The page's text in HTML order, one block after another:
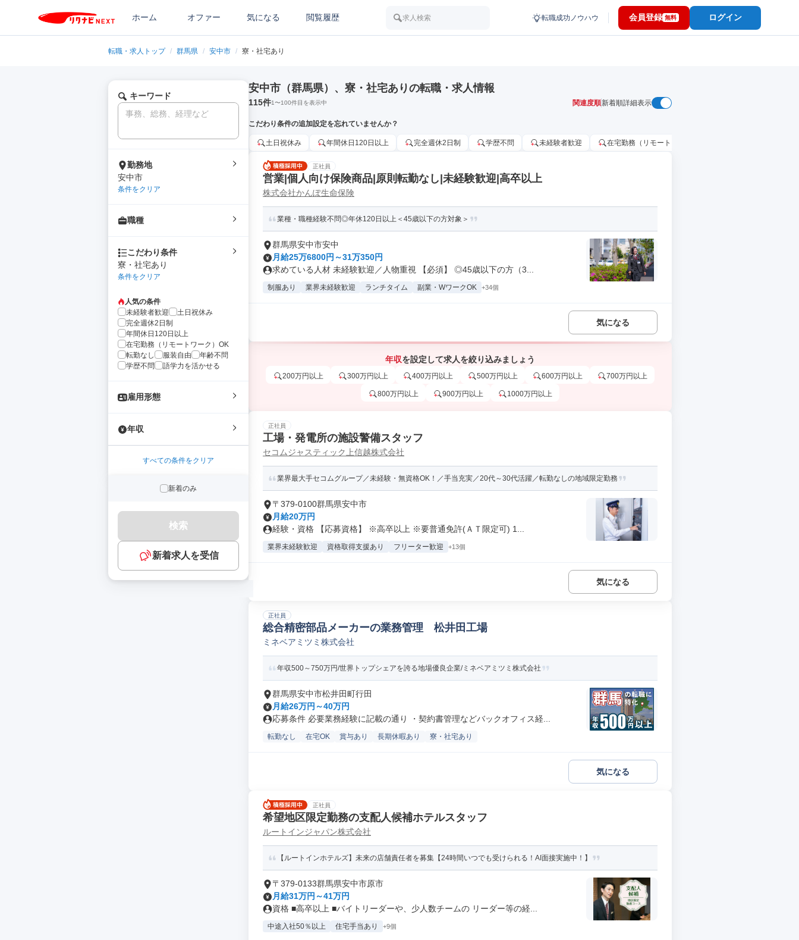
ホーム オファー 気になる 閲覧履歴 求人検索 転職成功ノウハウ 会員登録 無料 ログイン
転職・求人トップ / 群馬県 / 安中市 / 寮・社宅あり
キーワード
勤務地
安中市
条件をクリア
職種
こだわり条件
寮・社宅あり
条件をクリア
人気の条件
未経験者歓迎
土日祝休み
完全週休2日制
年間休日120日以上
在宅勤務（リモートワーク）OK
転勤なし
服装自由
年齢不問
学歴不問
語学力を活かせる
雇用形態
年収
すべての条件をクリア
新着のみ
検索
新着求人を受信
安中市（群馬県）、寮・社宅ありの転職・求人情報
115件1〜100件目を表示中 関連度順新着順詳細表示
こだわり条件の追加設定を忘れていませんか？
土日祝休み 年間休日120日以上 完全週休2日制 学歴不問 未経験者歓迎 在宅勤務（リモートワーク）OK
正社員
営業|個人向け保険商品|原則転勤なし|未経験歓迎|高卒以上
株式会社かんぽ生命保険
業種・職種経験不問◎年休120日以上＜45歳以下の方対象＞
群馬県安中市安中
月給25万6800円～31万350円
求めている人材 未経験歓迎／人物重視 【必須】 ◎45歳以下の方（3...
制服あり 業界未経験歓迎 ランチタイム 副業・WワークOK +34個
気になる
年収を設定して求人を絞り込みましょう
200万円以上 300万円以上 400万円以上 500万円以上 600万円以上 700万円以上
800万円以上 900万円以上 1000万円以上
正社員
工場・発電所の施設警備スタッフ
セコムジャスティック上信越株式会社
業界最大手セコムグループ／未経験・無資格OK！／手当充実／20代～30代活躍／転勤なしの地域限定勤務
〒379-0100群馬県安中市
月給20万円
経験・資格 【応募資格】 ※高卒以上 ※要普通免許(ＡＴ限定可) 1...
業界未経験歓迎 資格取得支援あり フリーター歓迎 +13個
気になる
正社員
総合精密部品メーカーの業務管理 松井田工場
ミネベアミツミ株式会社
年収500～750万円/世界トップシェアを誇る地場優良企業/ミネベアミツミ株式会社
群馬県安中市松井田町行田
月給26万円～40万円
応募条件 必要業務経験に記載の通り ・契約書管理などバックオフィス経...
転勤なし 在宅OK 賞与あり 長期休暇あり 寮・社宅あり
気になる
正社員
希望地区限定勤務の支配人候補ホテルスタッフ
ルートインジャパン株式会社
【ルートインホテルズ】未来の店舗責任者を募集【24時間いつでも受けられる！AI面接実施中！】
〒379-0133群馬県安中市原市
月給31万円～41万円
資格 ■高卒以上 ■バイトリーダーや、少人数チームの リーダー等の経...
中途入社50％以上 住宅手当あり +9個